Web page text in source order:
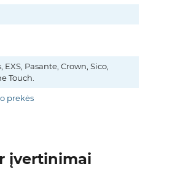
EXS, Pasante, Crown, Sico,
Touch.
prekės
įvertinimai